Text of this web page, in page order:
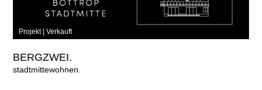
Projekt | Verkauft
BERGZWEI.
stadtmittewohnen